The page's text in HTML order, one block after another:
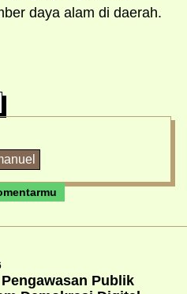
daya alam di daerah.
Publik